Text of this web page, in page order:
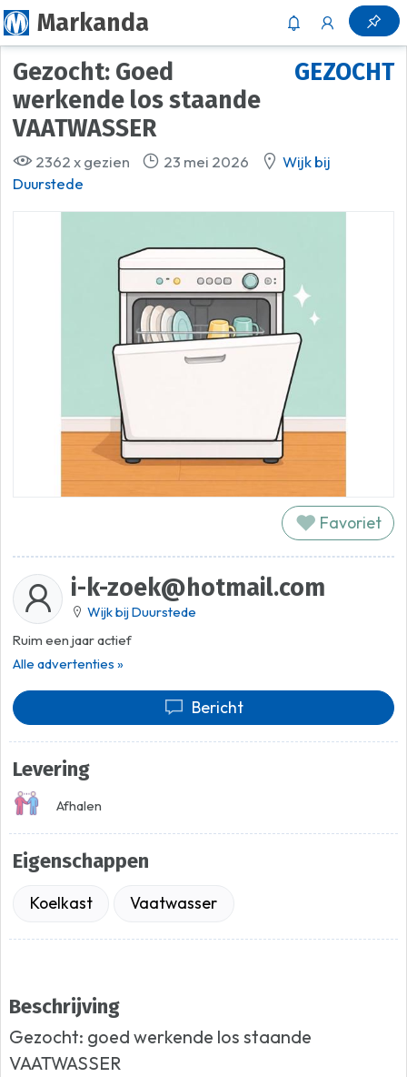
Markanda
GEZOCHT
Gezocht: Goed
werkende los staande
VAATWASSER
2362 x gezien 23 mei 2026
Wijk bij
Duurstede
Favoriet
i-k-zoek@hotmail.com
Wijk bij Duurstede
Ruim een jaar actief
Alle advertenties »
Bericht
Levering
Afhalen
Eigenschappen
Koelkast Vaatwasser
Beschrijving
Gezocht: goed werkende los staande
VAATWASSER